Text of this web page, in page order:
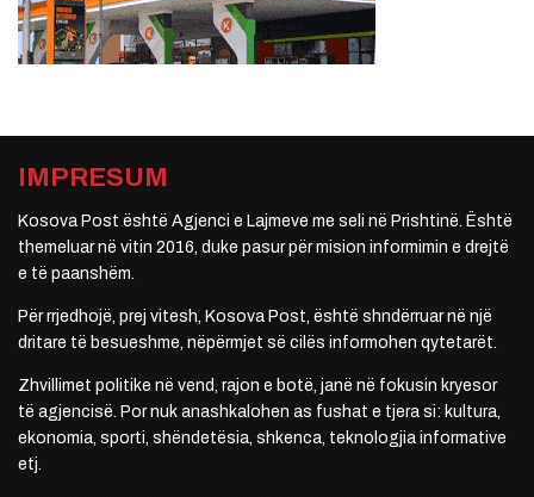
IMPRESUM
Kosova Post është Agjenci e Lajmeve me seli në Prishtinë. Është
themeluar në vitin 2016, duke pasur për mision informimin e drejtë
e të paanshëm.
Për rrjedhojë, prej vitesh, Kosova Post, është shndërruar në një
dritare të besueshme, nëpërmjet së cilës informohen qytetarët.
Zhvillimet politike në vend, rajon e botë, janë në fokusin kryesor
të agjencisë. Por nuk anashkalohen as fushat e tjera si: kultura,
ekonomia, sporti, shëndetësia, shkenca, teknologjia informative
etj.